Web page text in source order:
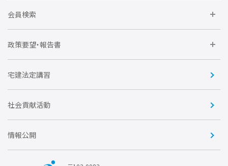
全住協NET
不動産後見アドバイザー資格講習
会
全住協ビジネスショップ
運営組織
トライアル会員制度
会員検索
企業会員
賛助会員
政策要望・報告書
住宅・土地税制改正要望
優良事業表彰
宅建法定講習
社会貢献活動
情報公開